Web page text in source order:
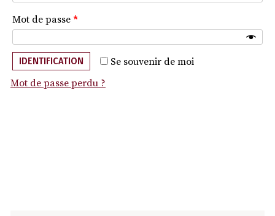
Mot de passe *
Se souvenir de moi
IDENTIFICATION
Mot de passe perdu ?